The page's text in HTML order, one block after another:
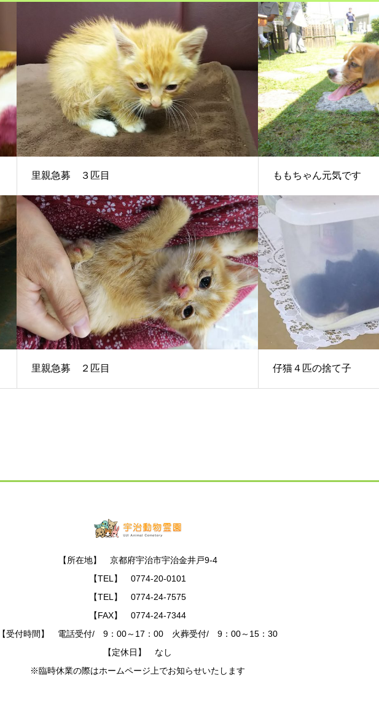
里親急募 ３匹目 ももちゃん元気です
里親急募 ２匹目 仔猫４匹の捨て子
【所在地】 京都府宇治市宇治金井戸9-4
【TEL】 0774-20-0101
【TEL】 0774-24-7575
【FAX】 0774-24-7344
受付時間】 電話受付/ 9：00～17：00 火葬受付/ 9：00～15：30
【定休日】 なし
※臨時休業の際はホームページ上でお知らせいたします